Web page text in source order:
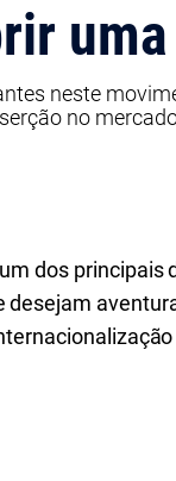
neste
no
dos principais
desejam